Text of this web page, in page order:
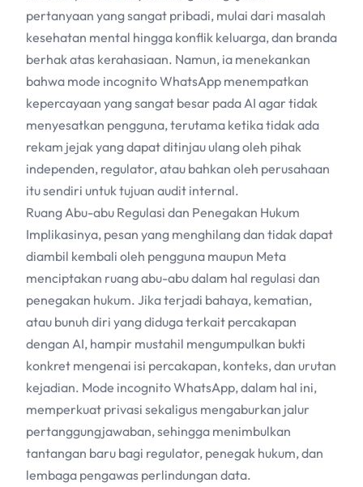
pertanyaan yang sangat pribadi, mulai dari masalah
kesehatan mental hingga konflik keluarga, dan branda
berhak atas kerahasiaan. Namun, ia menekankan
bahwa mode incognito WhatsApp menempatkan
kepercayaan yang sangat besar padaAI agar tidak
menyesatkan pengguna, terutama ketika tidak ada
rekam jejak yang dapat ditinjau ulang oleh pihak
independen, regulator, atau bahkan oleh perusahaan
itu sendiri untuk tujuan audit internal.
Ruang Abu-abu Regulasi dan Penegakan Hukum
Implikasinya, pesan yang menghilang dan tidak dapat
diambil kembali oleh pengguna maupun Meta
menciptakan ruang abu-abu dalam hal regulasi dan
penegakan hukum. Jika terjadi bahaya, kematian,
atau bunuh diri yang diduga terkait percakapan
dengan AI, hampir mustahil mengumpulkan bukti
konkret mengenai isi percakapan, konteks, dan urutan
kejadian. Mode incognito WhatsApp, dalam hal ini,
memperkuat privasi sekaligus mengaburkan jalur
pertanggungjawaban, sehingga menimbulkan
tantangan baru bagi regulator, penegak hukum, dan
lembaga pengawas perlindungan data.